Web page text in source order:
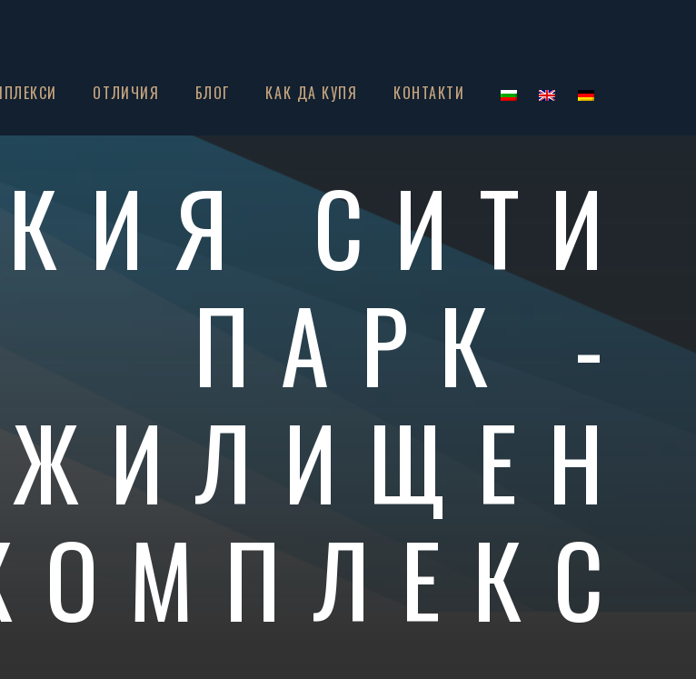
ОТЛИЧИЯ БЛОГ КАК ДА КУПЯ КОНТАКТИ
СИТИ
ПАРК -
ЖИЛИЩЕН